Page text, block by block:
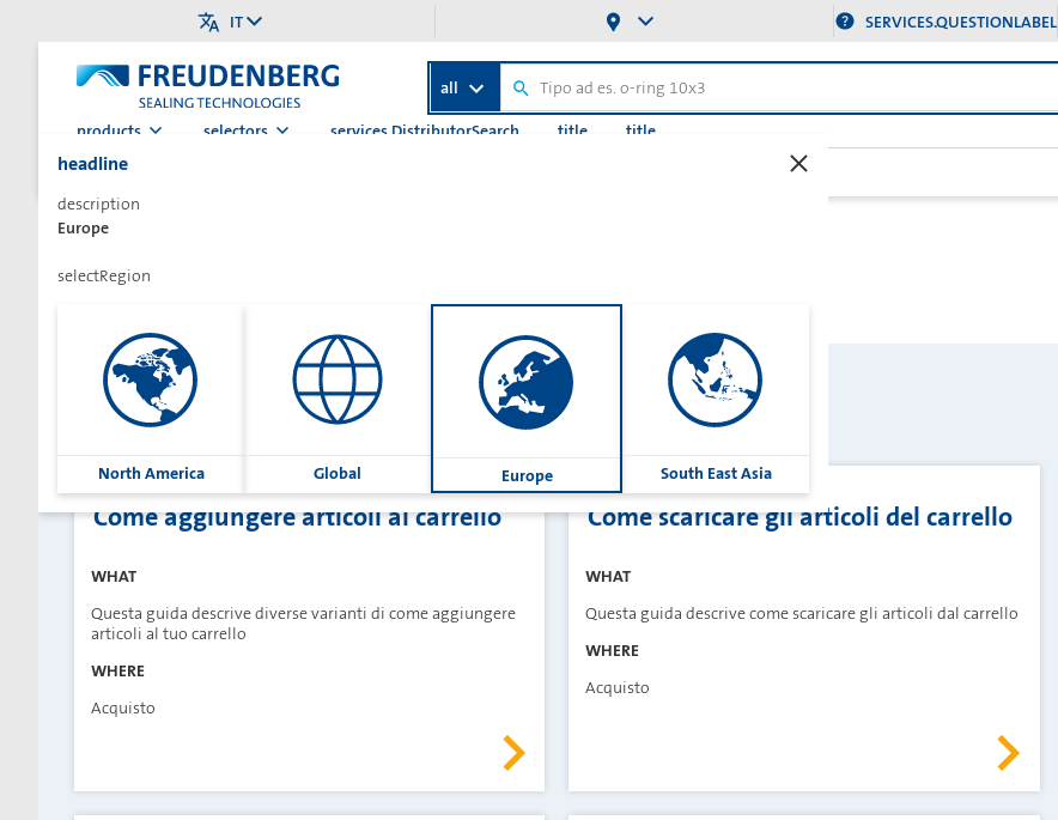
IT SERVICES.QUESTIONLABEL
all
products selectors services.DistributorSearch title
title
Pagina iniziale
headline
description
Europe
selectRegion
North America Global Europe South East Asia
services.questionLabel
guideTitle
Come aggiungere articoli al carrello
WHAT
Questa guida descrive diverse varianti di come aggiungere
articoli al tuo carrello
WHERE
Acquisto
Come scaricare gli articoli del carrello
WHAT
Questa guida descrive come scaricare gli articoli dal carrello
WHERE
Acquisto